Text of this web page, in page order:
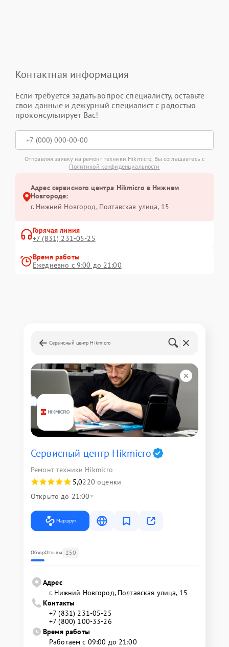
Контактная информация
Если требуется задать вопрос специалисту, оставьте
свои данные и дежурный специалист с радостью
проконсультирует Вас!
Отправляя заявку на ремонт техники Hikmicro, Вы соглашаетесь с
Политикой конфиденциальности
Адрес сервисного центра Hikmicro в Нижнем
Новгороде:
г. Нижний Новгород, Полтавская улица, 15
Горячая линия
+7 (831) 231-05-25
Время работы
Ежедневно с 9:00 до 21:00
Сервисный центр Hikmicro
Сервисный центр Hikmicro
Ремонт техники Hikmicro
5,0220 оценки
Открыто до 21:00
Маршрут
ОбзорОтзывы 250
Адрес
г. Нижний Новгород, Полтавская улица, 15
Контакты
+7 (831) 231-05-25
+7 (800) 100-33-26
Время работы
Работаем с 09:00 до 21:00